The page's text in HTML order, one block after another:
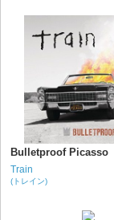
Bulletproof Picasso
Train
(トレイン)